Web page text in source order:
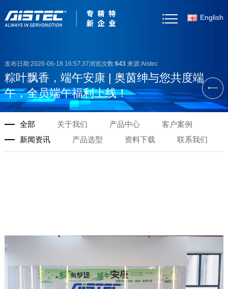
English
关于我们
产品中心
客户案例
新闻资讯
发布日期:2026-06-18 16:57:37浏览次数:643 来源:Aistec
粽叶飘香，端午安康 | 奥茵绅与您共度端
午，全员端午福利上线！
全部 关于我们 产品中心
客户案例
新闻资讯
产品选型 资料下载 联系我们